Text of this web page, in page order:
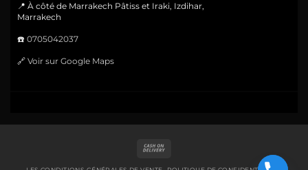
📍 À côté de Marrakech Pâtiss et Iraki, Izdihar,
Marrakech
☎️ 0705042037
🔗 Voir sur Google Maps
Delivery